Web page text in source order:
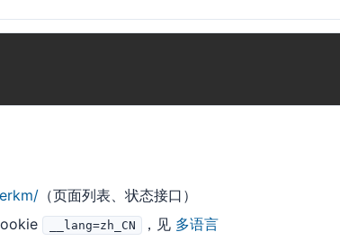
（页面列表、状态接口）
__lang=zh_CN ，见 多语言